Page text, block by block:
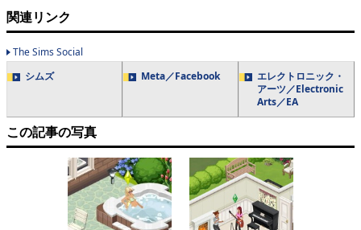
関連リンク
The Sims Social
シムズ
Meta／Facebook
エレクトロニック・
アーツ／Electronic
Arts／EA
この記事の写真